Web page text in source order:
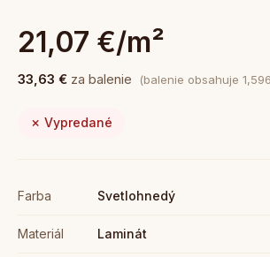
21,07 €/m²
33,63 € za balenie (balenie obsahuje
✗ Vypredané
Farba Svetlohnedý
Materiál Laminát